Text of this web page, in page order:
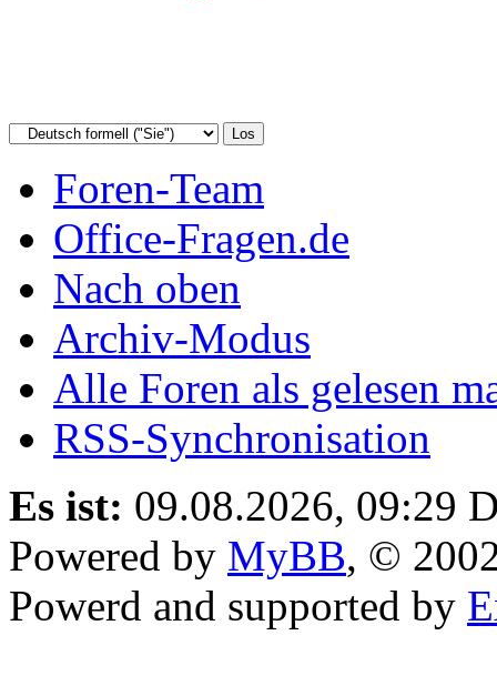
Foren-Team
Office-Fragen.de
Nach oben
Archiv-Modus
Alle Foren als gelesen
RSS-Synchronisation
Es ist: 09.08.2026, 09:29
Powered by MyBB, ©
Powerd and supported by